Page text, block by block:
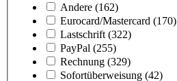
Andere (162)
Eurocard/Mastercard (170)
Lastschrift (322)
PayPal (255)
Rechnung (329)
Sofortüberweisung (42)